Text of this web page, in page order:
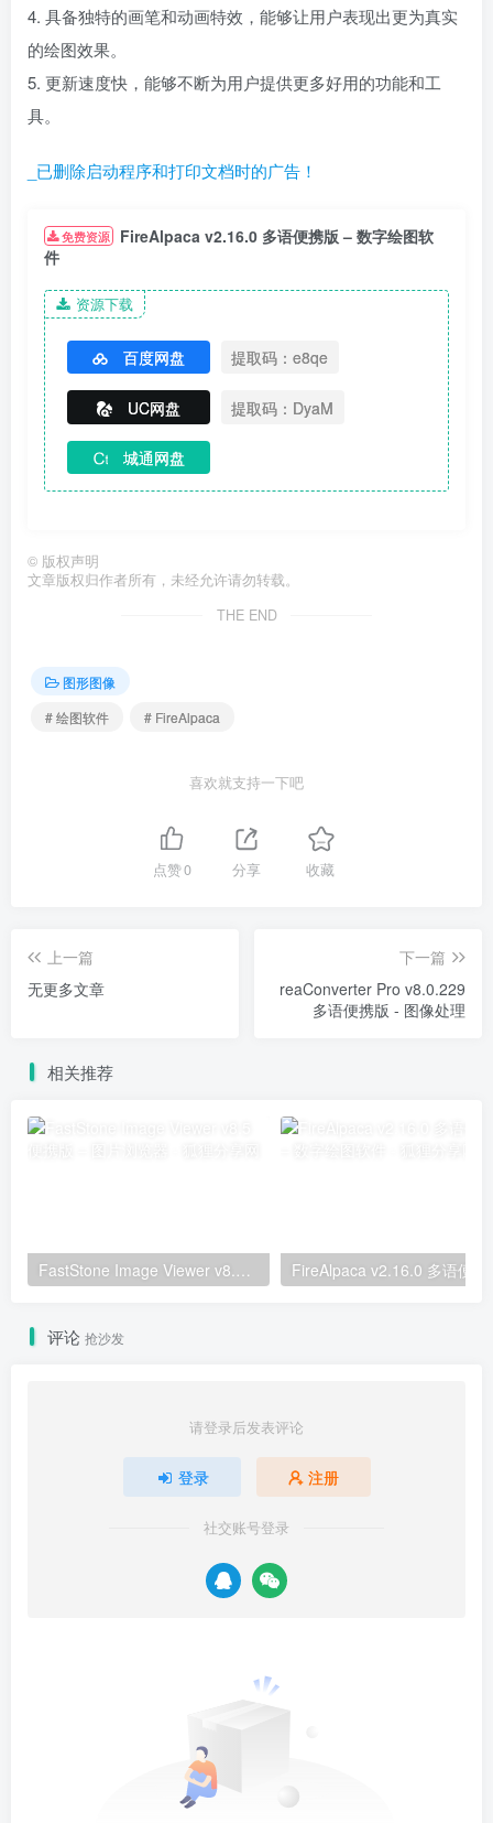
4. 具备独特的画笔和动画特效，能够让用户表现出更为真实
的绘图效果。
5. 更新速度快，能够不断为用户提供更多好用的功能和工
具。
_已删除启动程序和打印文档时的广告！
免费资源
FireAlpaca v2.16.0 多语便携版 – 数字绘图软
件
资源下载
百度网盘 提取码：e8qe
UC网盘 提取码：DyaM
城通网盘
© 版权声明
文章版权归作者所有，未经允许请勿转载。
THE END
图形图像
# 绘图软件
# FireAlpaca
喜欢就支持一下吧
点赞0 分享 收藏
上一篇
无更多文章
下一篇
reaConverter Pro v8.0.229
多语便携版 - 图像处理
相关推荐
FastStone Image Viewer v8.5 便携版 – 图片浏览器
评论 抢沙发
请登录后发表评论
登录 注册
社交账号登录